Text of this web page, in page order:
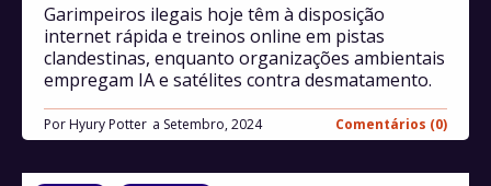
Por Hyury Potter Setembro, 2024 Comentários (0)
Garimpeiros ilegais hoje têm à disposição
internet rápida e treinos online em pistas
clandestinas, enquanto organizações ambientais
empregam IA e satélites contra desmatamento.